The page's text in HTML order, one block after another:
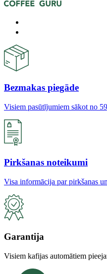
Bezmakas piegāde
Visiem pasūtījumiem sākot no
Pirkšanas noteikumi
Visa informācija par pirkšanas
Garantija
Visiem kafijas automātiem